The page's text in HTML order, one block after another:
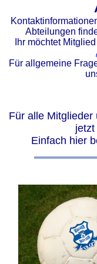
Abteilungen
Ihr möchtet
Für allgemeine
Für alle Mitglieder
Einfach hier